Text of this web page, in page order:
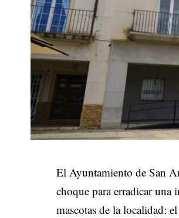
El Ayuntamiento de San
choque para erradicar una
mascotas de la localidad: